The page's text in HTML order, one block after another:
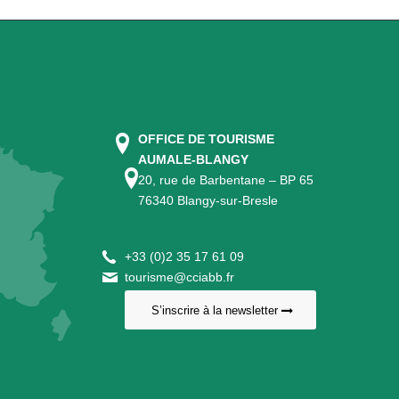
OFFICE DE TOURISME
AUMALE-BLANGY
20, rue de Barbentane – BP 65
76340 Blangy-sur-Bresle
+33 (0)2 35 17 61 09
tourisme@cciabb.fr
S’inscrire à la newsletter